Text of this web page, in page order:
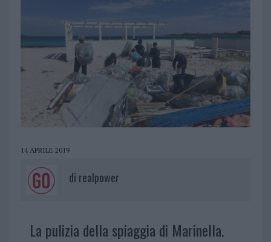
14 APRILE 2019
di realpower
La pulizia della spiaggia di Marinella.